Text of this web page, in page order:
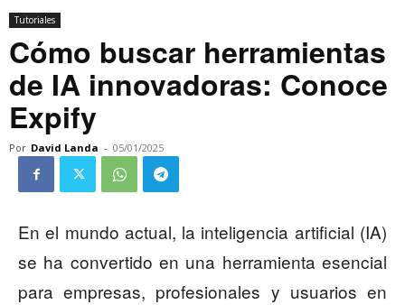
Tutoriales
Cómo buscar herramientas
de IA innovadoras: Conoce
Expify
Por David Landa - 05/01/2025
En el mundo actual, la inteligencia artificial (IA)
se ha convertido en una herramienta esencial
para empresas, profesionales y usuarios en